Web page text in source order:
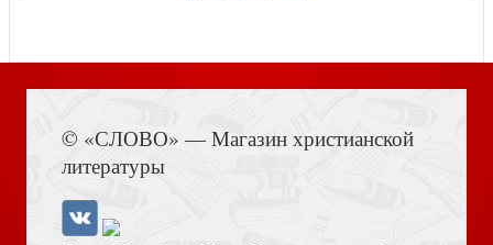
И дана была встреча...
Лезгинка Рубинштейна
© «СЛОВО» — Магазин христианской
литературы